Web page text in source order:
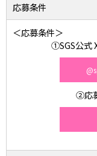
応募条件
＜応募条件＞
①SGS公式
②応